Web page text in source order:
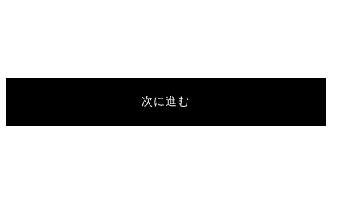
次に進む